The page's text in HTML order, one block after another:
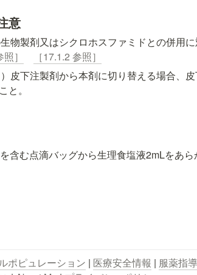
意
物製剤又はシクロホスファミドとの併用
］
［17.1.2 参照］
皮下注製剤から本剤に切り替える場合、
。
含む点滴バッグから生理食塩液2mLをあら
ポピュレーション | 医療安全情報 | 服薬指